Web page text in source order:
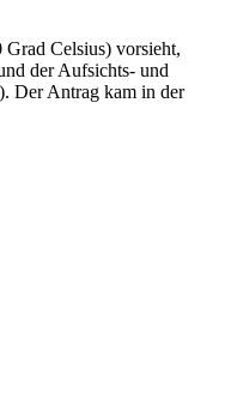
Celsius) vorsieht,
der Aufsichts- und
Der Antrag kam in der